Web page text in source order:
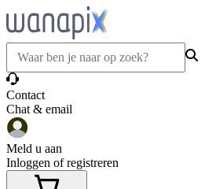
Contact
Chat & email
Meld u aan
Inloggen of registreren